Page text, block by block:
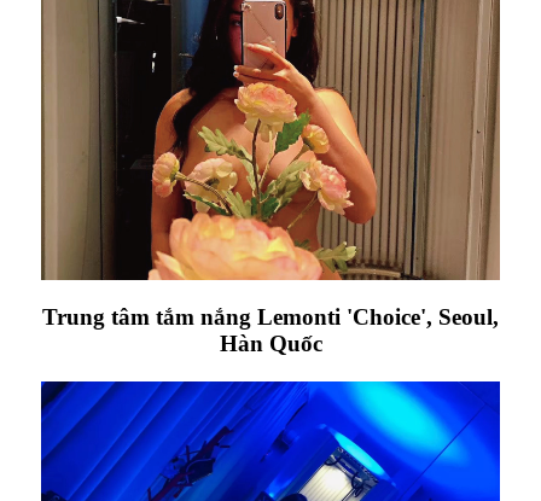
Trung tâm tắm nắng Lemonti 'Choice', Seoul,
Hàn Quốc